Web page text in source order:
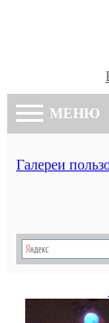
МЕНЮ
Галереи